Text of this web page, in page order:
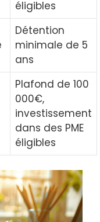
éligibles
Détention
minimale de 5
ans
Plafond de 100
000€,
investissement
dans des PME
éligibles